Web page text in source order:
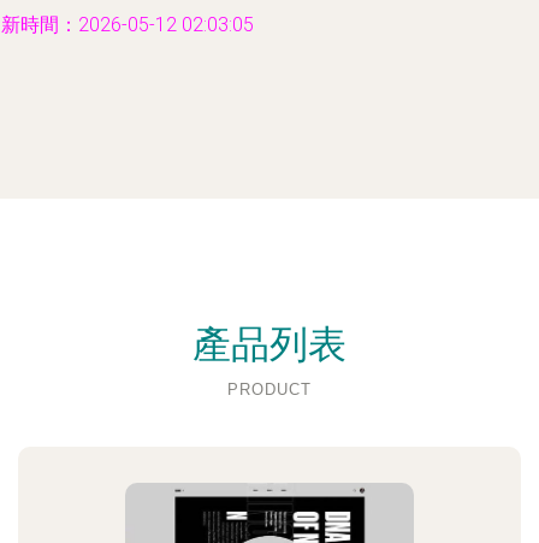
時間：2026-05-12 02:03:05
產品列表
PRODUCT